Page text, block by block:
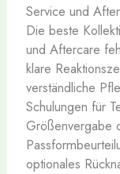
Service und
Die beste
und Aftercare
klare
verständliche
Schulungen für
Größenvergabe
optionales